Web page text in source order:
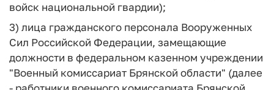
войск национальной гвардии);
3) лица гражданского персонала Вооруженных
Сил Российской Федерации, замещающие
должности в федеральном казенном учреждении
"Военный комиссариат Брянской области" (далее